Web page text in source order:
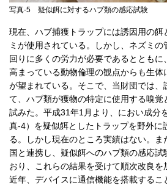
写真-5 疑似餌に対するハブ類の感応試験
現在、ハブ捕獲トラップには誘因用の
ミが使用されている。しかし、ネズミ
回りに多くの労力が必要であるととも
高まっている動物倫理の観点からも生体
が望まれている。そこで、当財団では
て、ハブ類が獲物の特定に使用する嗅覚
試みた。平成31年1月より、におい成分
真-4）を疑似餌としたトラップを野外に
る。しかし現在のところ実績はない。
国と連携し、疑似餌へのハブ類の感応
おり、これらの結果を受けて順次改良を
近年、デバイスに通信機能を搭載するこ